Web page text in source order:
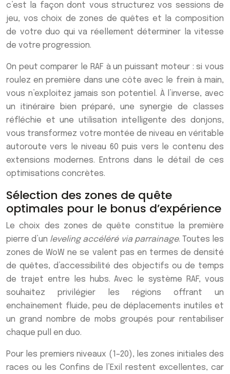
c’est la façon dont vous structurez vos sessions de
jeu, vos choix de zones de quêtes et la composition
de votre duo qui va réellement déterminer la vitesse
de votre progression.
On peut comparer le RAF à un puissant moteur : si vous
roulez en première dans une côte avec le frein à main,
vous n’exploitez jamais son potentiel. À l’inverse, avec
un itinéraire bien préparé, une synergie de classes
réfléchie et une utilisation intelligente des donjons,
vous transformez votre montée de niveau en véritable
autoroute vers le niveau 60 puis vers le contenu des
extensions modernes. Entrons dans le détail de ces
optimisations concrètes.
Sélection des zones de quête
optimales pour le bonus d’expérience
Le choix des zones de quête constitue la première
pierre d’un leveling accéléré via parrainage. Toutes les
zones de WoW ne se valent pas en termes de densité
de quêtes, d’accessibilité des objectifs ou de temps
de trajet entre les hubs. Avec le système RAF, vous
souhaitez privilégier les régions offrant un
enchaînement fluide, peu de déplacements inutiles et
un grand nombre de mobs groupés pour rentabiliser
chaque pull en duo.
Pour les premiers niveaux (1–20), les zones initiales des
races ou les Confins de l’Exil restent excellentes, car